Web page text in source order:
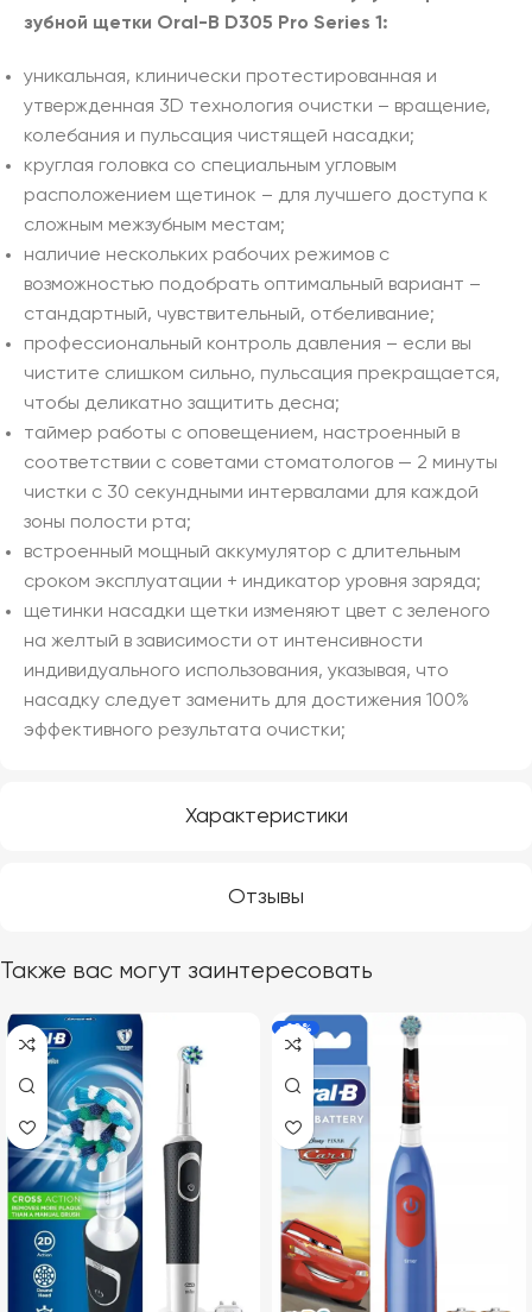
Характеристики
Отзывы
зубной щетки Oral-B D305 Pro Series 1:
уникальная, клинически протестированная и
утвержденная 3D технология очистки – вращение,
колебания и пульсация чистящей насадки;
круглая головка со специальным угловым
расположением щетинок – для лучшего доступа к
сложным межзубным местам;
наличие нескольких рабочих режимов с
возможностью подобрать оптимальный вариант –
стандартный, чувствительный, отбеливание;
профессиональный контроль давления – если вы
чистите слишком сильно, пульсация прекращается,
чтобы деликатно защитить десна;
таймер работы с оповещением, настроенный в
соответствии с советами стоматологов — 2 минуты
чистки с 30 секундными интервалами для каждой
зоны полости рта;
встроенный мощный аккумулятор с длительным
сроком эксплуатации + индикатор уровня заряда;
щетинки насадки щетки изменяют цвет с зеленого
на желтый в зависимости от интенсивности
индивидуального использования, указывая, что
насадку следует заменить для достижения 100%
эффективного результата очистки;
Также вас могут заинтересовать
-20%